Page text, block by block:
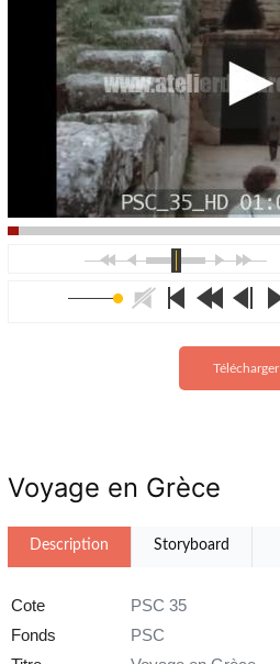
Télécharger
Voyage en Grèce
Description Storyboard
Cote
PSC 35
Fonds
PSC